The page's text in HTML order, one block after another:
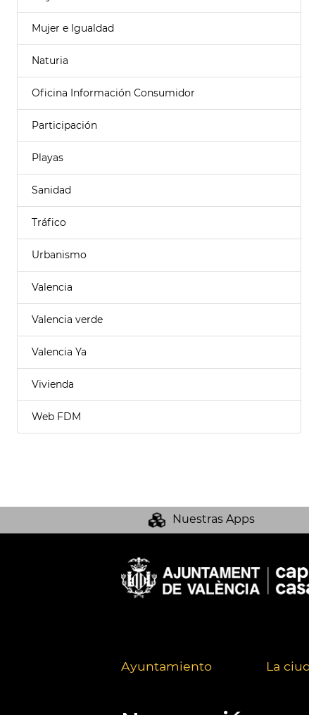
Mujer e Igualdad
Naturia
Oficina Información Consumidor
Participación
Playas
Sanidad
Tráfico
Urbanismo
Valencia
Valencia verde
Valencia Ya
Vivienda
Web FDM
Nuestras Apps
Ayuntamiento La